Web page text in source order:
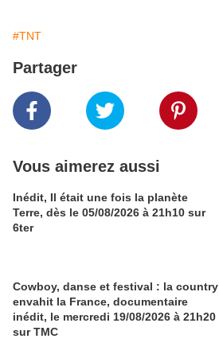
#TNT
Partager
Vous aimerez aussi
Inédit, Il était une fois la planète
Terre, dès le 05/08/2026 à 21h10 sur
6ter
Cowboy, danse et festival : la country
envahit la France, documentaire
inédit, le mercredi 19/08/2026 à 21h20
sur TMC